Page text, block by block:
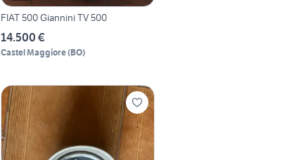
FIAT 500 Giannini TV 500
14.500 €
Castel Maggiore(BO)